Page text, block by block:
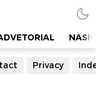
Privacy